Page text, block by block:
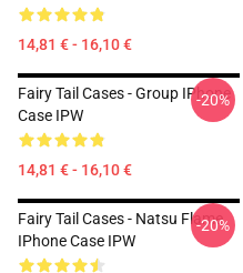
14,81 € - 16,10 €
Fairy Tail Cases - Group IPhone
Case IPW
14,81 € - 16,10 €
-20%
Fairy Tail Cases - Natsu Flame
IPhone Case IPW
-20%